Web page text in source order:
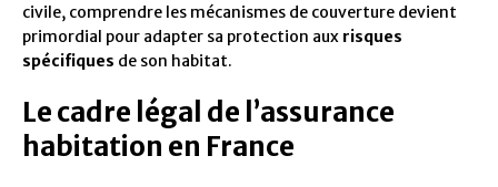
civile, comprendre les mécanismes de couverture devient
primordial pour adapter sa protection aux risques
spécifiques de son habitat.
Le cadre légal de l’assurance
habitation en France